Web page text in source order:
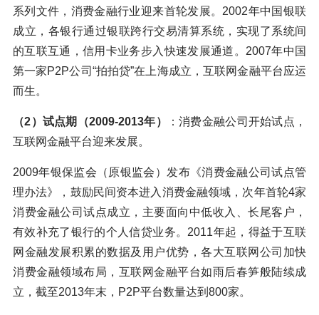
系列文件，消费金融行业迎来首轮发展。2002年中国银联
成立，各银行通过银联跨行交易清算系统，实现了系统间
的互联互通，信用卡业务步入快速发展通道。2007年中国
第一家P2P公司“拍拍贷”在上海成立，互联网金融平台应运
而生。
（2）试点期（2009-2013年）
：消费金融公司开始试点，
互联网金融平台迎来发展。
2009年银保监会（原银监会）发布《消费金融公司试点管
理办法》，鼓励民间资本进入消费金融领域，次年首轮4家
消费金融公司试点成立，主要面向中低收入、长尾客户，
有效补充了银行的个人信贷业务。2011年起，得益于互联
网金融发展积累的数据及用户优势，各大互联网公司加快
消费金融领域布局，互联网金融平台如雨后春笋般陆续成
立，截至2013年末，P2P平台数量达到800家。